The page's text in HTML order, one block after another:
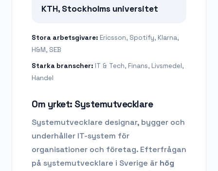
KTH, Stockholms universitet
Stora arbetsgivare: Ericsson, Spotify, Klarna,
H&M, SEB
Starka branscher: IT & Tech, Finans, Livsmedel,
Handel
Om yrket: Systemutvecklare
Systemutvecklare designar, bygger och
underhåller IT-system för
organisationer och företag. Efterfrågan
på systemutvecklare i Sverige är hög